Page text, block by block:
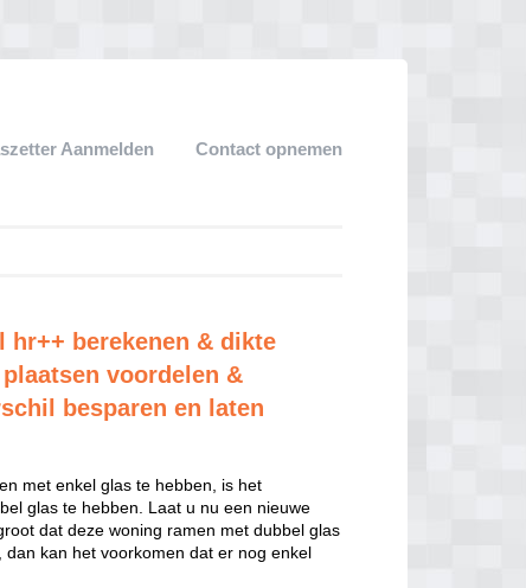
Aanmelden Contact opnemen
hr++ berekenen & dikte
voordelen &
besparen en laten
met enkel glas te hebben, is het
glas te hebben. Laat u nu een nieuwe
dat deze woning ramen met dubbel glas
kan het voorkomen dat er nog enkel